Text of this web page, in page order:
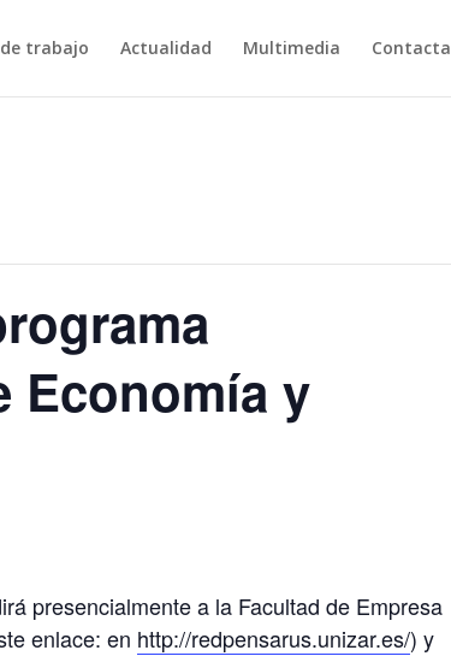
trabajo Actualidad Multimedia Contacta
Economía y
presencialmente a la Facultad de Empresa
enlace: en http://redpensarus.unizar.es/) y